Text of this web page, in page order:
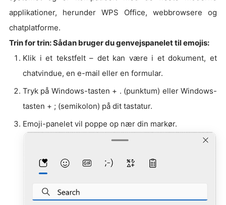
applikationer, herunder WPS Office, webbrowsere og
chatplatforme.
Trin for trin: Sådan bruger du genvejspanelet til emojis:
Klik i et tekstfelt – det kan være i et dokument, et
chatvindue, en e-mail eller en formular.
Tryk på Windows-tasten + . (punktum) eller Windows-
tasten + ; (semikolon) på dit tastatur.
Emoji-panelet vil poppe op nær din markør.